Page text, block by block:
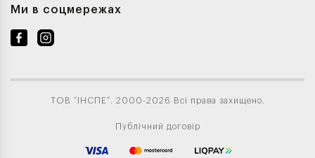
Ми в соцмережах
ТОВ “ІНСПЕ”. 2000-2026 Всі права захищено.
Публічний договір